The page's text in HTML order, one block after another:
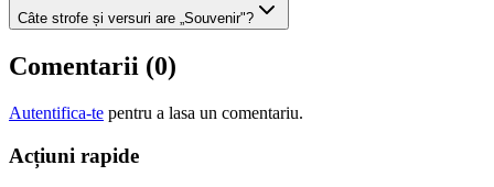
Câte strofe și versuri are „Souvenir"?
Comentarii (0)
Autentifica-te pentru a lasa un comentariu.
Acțiuni rapide